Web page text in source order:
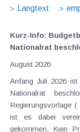
Langtext
Kurz-Info:
Nationalrat
August 2026
Anfang Juli 2026 ist
Nationalrat
Regierungsvorlage
ist es dabei
gekommen. Kein Progressionsvorbehalt bei der Erhöhung